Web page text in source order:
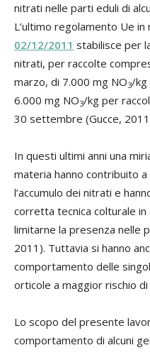
nitrati nelle parti eduli di
L’ultimo regolamento Ue in
02/12/2011 stabilisce per
nitrati, per raccolte
marzo, di 7.000 mg NO3/kg
6.000 mg NO3/kg per
30 settembre (Gucce,
In questi ultimi anni una
materia hanno contribuito
l’accumulo dei nitrati e
corretta tecnica colturale
limitarne la presenza nelle
2011). Tuttavia si hanno
comportamento delle
orticole a maggior rischio di
Lo scopo del presente
comportamento di alcuni